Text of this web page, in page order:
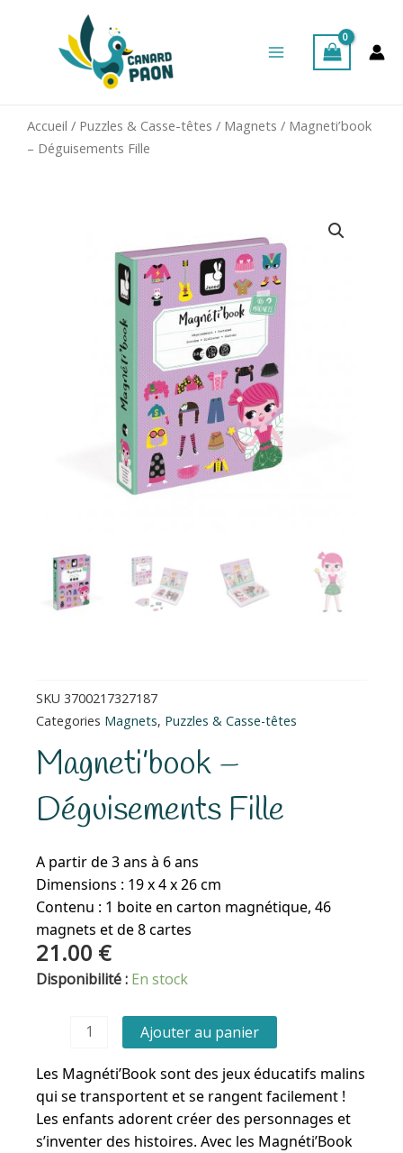
Menu
Accueil / Puzzles & Casse-têtes / Magnets / Magneti’book
– Déguisements Fille
SKU 3700217327187
Categories Magnets, Puzzles & Casse-têtes
Magneti’book –
Déguisements Fille
A partir de 3 ans à 6 ans
Dimensions : 19 x 4 x 26 cm
Contenu : 1 boite en carton magnétique, 46
magnets et de 8 cartes
21.00 €
Disponibilité : En stock
quantité
Magneti'book
Déguisements
Fille
Ajouter au panier
Les Magnéti’Book sont des jeux éducatifs malins
qui se transportent et se rangent facilement !
Les enfants adorent créer des personnages et
s’inventer des histoires. Avec les Magnéti’Book